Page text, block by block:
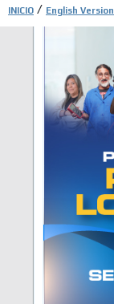
INICIO / English Version